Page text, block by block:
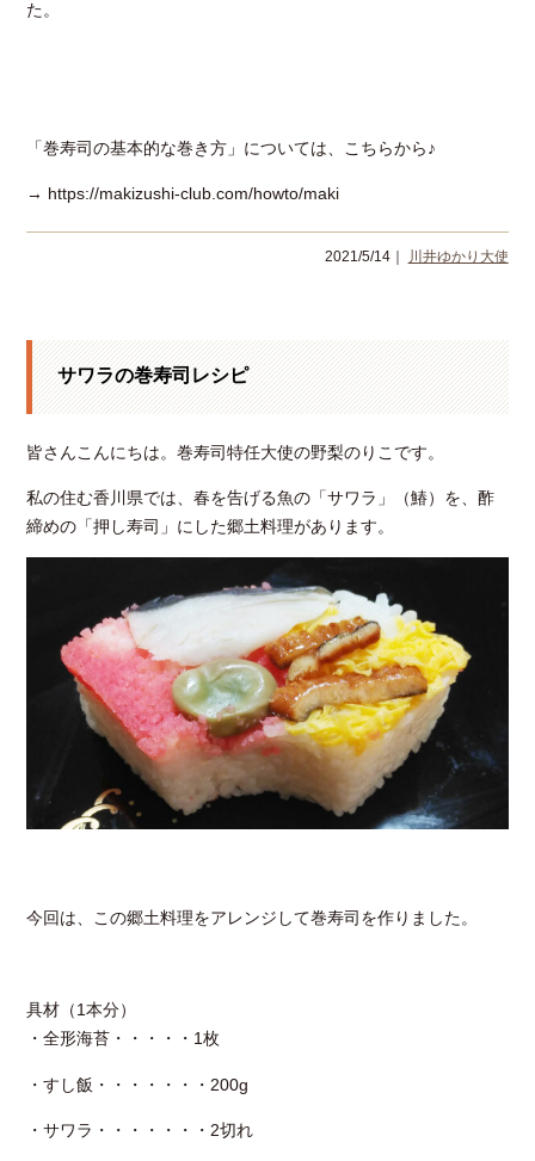
た。
「巻寿司の基本的な巻き方」については、こちらから♪
→ https://makizushi-club.com/howto/maki
2021/5/14｜ 川井ゆかり大使
サワラの巻寿司レシピ
皆さんこんにちは。巻寿司特任大使の野梨のりこです。
私の住む香川県では、春を告げる魚の「サワラ」（鰆）を、酢
締めの「押し寿司」にした郷土料理があります。
今回は、この郷土料理をアレンジして巻寿司を作りました。
具材（1本分）
・全形海苔・・・・・1枚
・すし飯・・・・・・・200g
・サワラ・・・・・・・2切れ